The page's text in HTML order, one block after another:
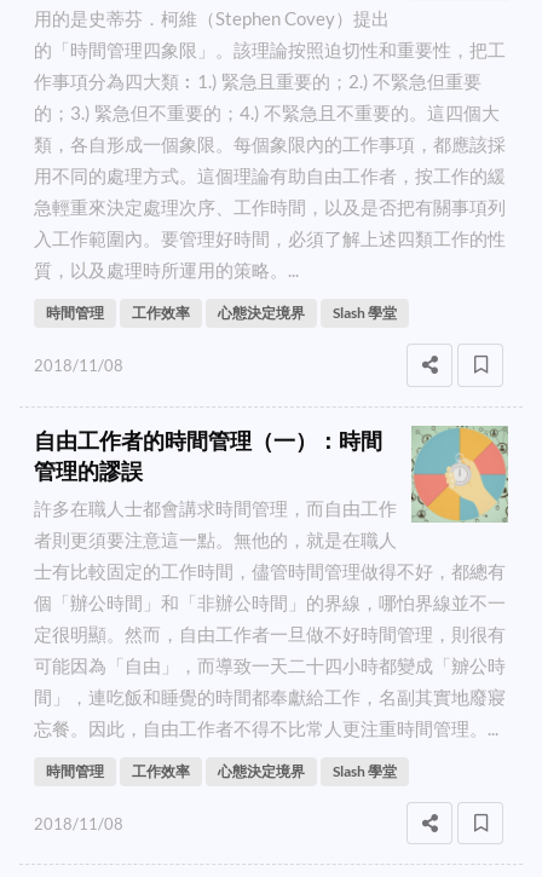
用的是史蒂芬．柯維（Stephen Covey）提出
的「時間管理四象限」。該理論按照迫切性和重要性，把工
作事項分為四大類︰1.) 緊急且重要的；2.) 不緊急但重要
的；3.) 緊急但不重要的；4.) 不緊急且不重要的。這四個大
類，各自形成一個象限。每個象限內的工作事項，都應該採
用不同的處理方式。這個理論有助自由工作者，按工作的緩
急輕重來決定處理次序、工作時間，以及是否把有關事項列
入工作範圍內。要管理好時間，必須了解上述四類工作的性
質，以及處理時所運用的策略。...
時間管理 工作效率 心態決定境界 Slash 學堂
2018/11/08
自由工作者的時間管理（一）：時間
管理的謬誤
許多在職人士都會講求時間管理，而自由工作
者則更須要注意這一點。無他的，就是在職人
士有比較固定的工作時間，儘管時間管理做得不好，都總有
個「辦公時間」和「非辦公時間」的界線，哪怕界線並不一
定很明顯。然而，自由工作者一旦做不好時間管理，則很有
可能因為「自由」，而導致一天二十四小時都變成「辧公時
間」，連吃飯和睡覺的時間都奉獻給工作，名副其實地廢寢
忘餐。因此，自由工作者不得不比常人更注重時間管理。...
時間管理 工作效率 心態決定境界 Slash 學堂
2018/11/08